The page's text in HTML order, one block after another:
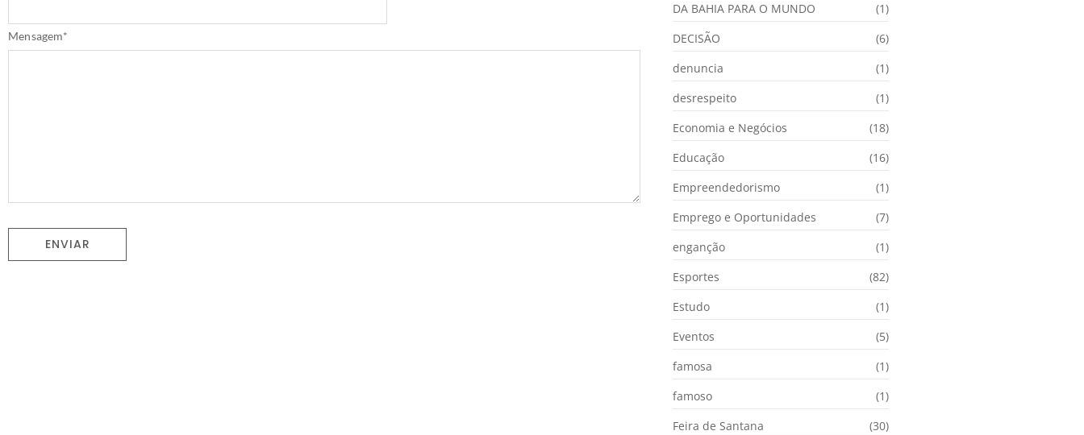
DA BAHIA PARA O MUNDO
(1)
DECISÃO
(6)
denuncia
(1)
desrespeito
(1)
Economia e Negócios
(18)
Educação
(16)
Empreendedorismo
(1)
Emprego e Oportunidades
(7)
enganção
(1)
Esportes
(82)
Estudo
(1)
Eventos
(5)
famosa
(1)
famoso
(1)
Feira de Santana
(30)